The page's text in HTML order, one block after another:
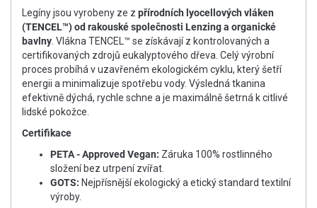
Legíny jsou vyrobeny ze z přírodních lyocellových vláken
(TENCEL™) od rakouské společnosti Lenzing a organické
bavlny . Vlákna TENCEL™ se získávají z kontrolovaných a
certifikovaných zdrojů eukalyptového dřeva. Celý výrobní
proces probíhá v uzavřeném ekologickém cyklu, který šetří
energii a minimalizuje spotřebu vody. Výsledná tkanina
efektivně dýchá, rychle schne a je maximálně šetrná k citlivé
lidské pokožce.
Certifikace
PETA - Approved Vegan: Záruka 100% rostlinného
složení bez utrpení zvířat.
GOTS: Nejpřísnější ekologický a etický standard textilní
výroby.